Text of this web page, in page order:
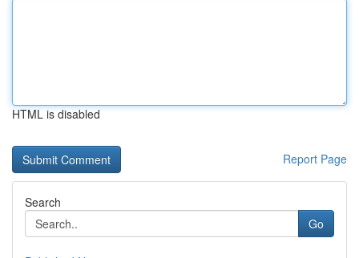
HTML is disabled
Report Page
Search
Go